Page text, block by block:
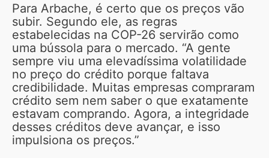
Para Arbache, é certo que os preços vão
subir. Segundo ele, as regras
estabelecidas na COP-26 servirão como
uma bússola para o mercado. “A gente
sempre viu uma elevadíssima volatilidade
no preço do crédito porque faltava
credibilidade. Muitas empresas compraram
crédito sem nem saber o que exatamente
estavam comprando. Agora, a integridade
desses créditos deve avançar, e isso
impulsiona os preços.”